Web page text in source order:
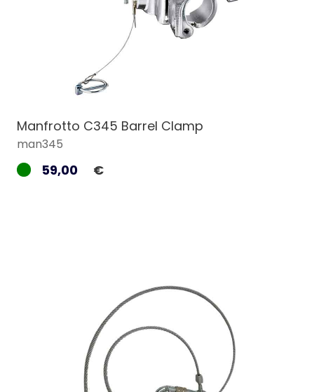
Manfrotto C345 Barrel Clamp
man345
59,00 €